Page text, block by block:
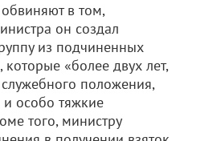
в том,
он создал
из подчиненных
«более двух лет,
положения,
особо тяжкие
того, министру